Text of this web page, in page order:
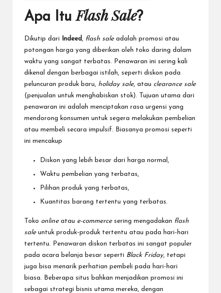
Apa ItuFlash Sale?
Dikutip dari Indeed , flash saleadalah promosi atau
potongan harga yang diberikan oleh toko daring dalam
waktu yang sangat terbatas. Penawaran ini sering kali
dikenal dengan berbagai istilah, seperti diskon pada
peluncuran produk baru, holiday sale, atau clearance sale
(penjualan untuk menghabiskan stok). Tujuan utama dari
penawaran ini adalah menciptakan rasa urgensi yang
mendorong konsumen untuk segera melakukan pembelian
atau membeli secara impulsif. Biasanya promosi seperti
ini mencakup
Diskon yang lebih besar dari harga normal,
Waktu pembelian yang terbatas,
Pilihan produk yang terbatas,
Kuantitas barang tertentu yang terbatas.
Toko online atau e-commercesering mengadakan flash
saleuntuk produk-produk tertentu atau pada hari-hari
tertentu. Penawaran diskon terbatas ini sangat populer
pada acara belanja besar seperti Black Friday, tetapi
juga bisa menarik perhatian pembeli pada hari-hari
biasa. Beberapa situs bahkan menjadikan promosi ini
sebagai strategi bisnis utama mereka, dengan